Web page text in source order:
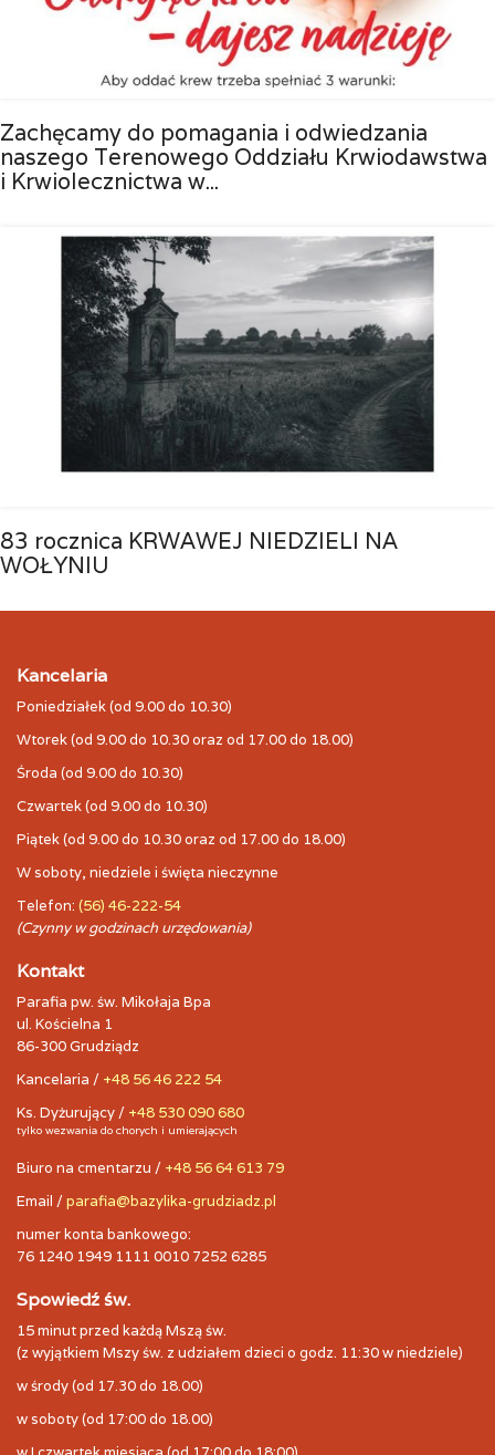
Zachęcamy do pomagania i odwiedzania
naszego Terenowego Oddziału Krwiodawstwa
i Krwiolecznictwa w...
83 rocznica KRWAWEJ NIEDZIELI NA
WOŁYNIU
Kancelaria
Poniedziałek (od 9.00 do 10.30)
Wtorek (od 9.00 do 10.30 oraz od 17.00 do 18.00)
Środa (od 9.00 do 10.30)
Czwartek (od 9.00 do 10.30)
Piątek (od 9.00 do 10.30 oraz od 17.00 do 18.00)
W soboty, niedziele i święta nieczynne
Telefon: (56) 46-222-54
(Czynny w godzinach urzędowania)
Kontakt
Parafia pw. św. Mikołaja Bpa
ul. Kościelna 1
86-300 Grudziądz
Kancelaria / +48 56 46 222 54
Ks. Dyżurujący / +48 530 090 680
tylko wezwania do chorych i umierających
Biuro na cmentarzu / +48 56 64 613 79
Email /parafia@bazylika-grudziadz.pl
numer konta bankowego:
76 1240 1949 1111 0010 7252 6285
Spowiedź św.
15 minut przed każdą Mszą św.
(z wyjątkiem Mszy św. z udziałem dzieci o godz. 11:30 w niedziele)
w środy (od 17.30 do 18.00)
w soboty (od 17:00 do 18.00)